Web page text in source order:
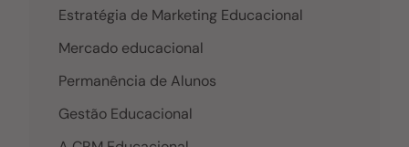
Estratégia de Marketing Educacional
Mercado educacional
Permanência de Alunos
Gestão Educacional